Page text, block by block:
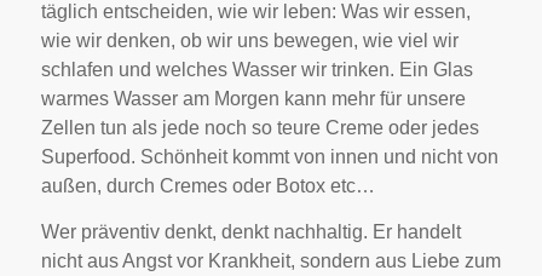
täglich entscheiden, wie wir leben: Was wir essen,
wie wir denken, ob wir uns bewegen, wie viel wir
schlafen und welches Wasser wir trinken. Ein Glas
warmes Wasser am Morgen kann mehr für unsere
Zellen tun als jede noch so teure Creme oder jedes
Superfood. Schönheit kommt von innen und nicht von
außen, durch Cremes oder Botox etc…
Wer präventiv denkt, denkt nachhaltig. Er handelt
nicht aus Angst vor Krankheit, sondern aus Liebe zum